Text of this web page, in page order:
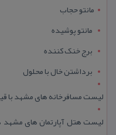
مانتو حجاب
مانتو پوشیده
برج خنک کننده
برداشتن خال با محلول
لیست مسافرخانه های مشهد با قیمت